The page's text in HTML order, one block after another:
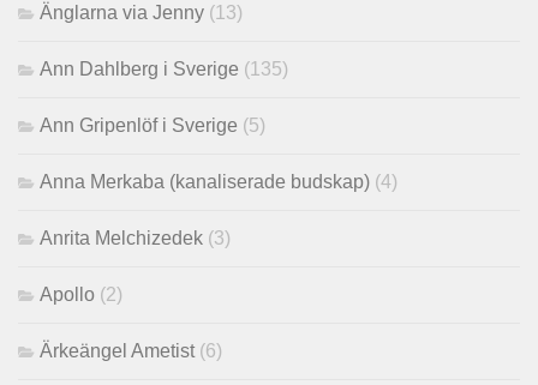
Änglarna via Jenny (13)
Ann Dahlberg i Sverige (135)
Ann Gripenlöf i Sverige (5)
Anna Merkaba (kanaliserade budskap) (4)
Anrita Melchizedek (3)
Apollo (2)
Ärkeängel Ametist (6)